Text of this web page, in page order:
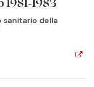
sanitario della